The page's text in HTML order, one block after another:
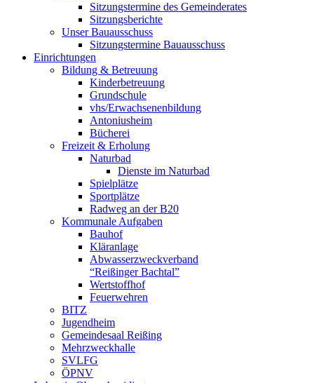
Sitzungstermine des Gemeinderates
Sitzungsberichte
Unser Bauausschuss
Sitzungstermine Bauausschuss
Einrichtungen
Bildung & Betreuung
Kinderbetreuung
Grundschule
vhs/Erwachsenenbildung
Antoniusheim
Bücherei
Freizeit & Erholung
Naturbad
Dienste im Naturbad
Spielplätze
Sportplätze
Radweg an der B20
Kommunale Aufgaben
Bauhof
Kläranlage
Abwasserzweckverband
“Reißinger Bachtal”
Wertstoffhof
Feuerwehren
BITZ
Jugendheim
Gemeindesaal Reißing
Mehrzweckhalle
SVLFG
ÖPNV